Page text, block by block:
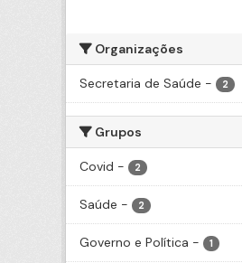
Organizações
Secretaria de Saúde - 2
Grupos
Covid - 2
Saúde - 2
Governo e Política - 1